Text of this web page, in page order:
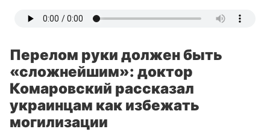
Перелом руки должен быть
«сложнейшим»: доктор
Комаровский рассказал
украинцам как избежать
могилизации